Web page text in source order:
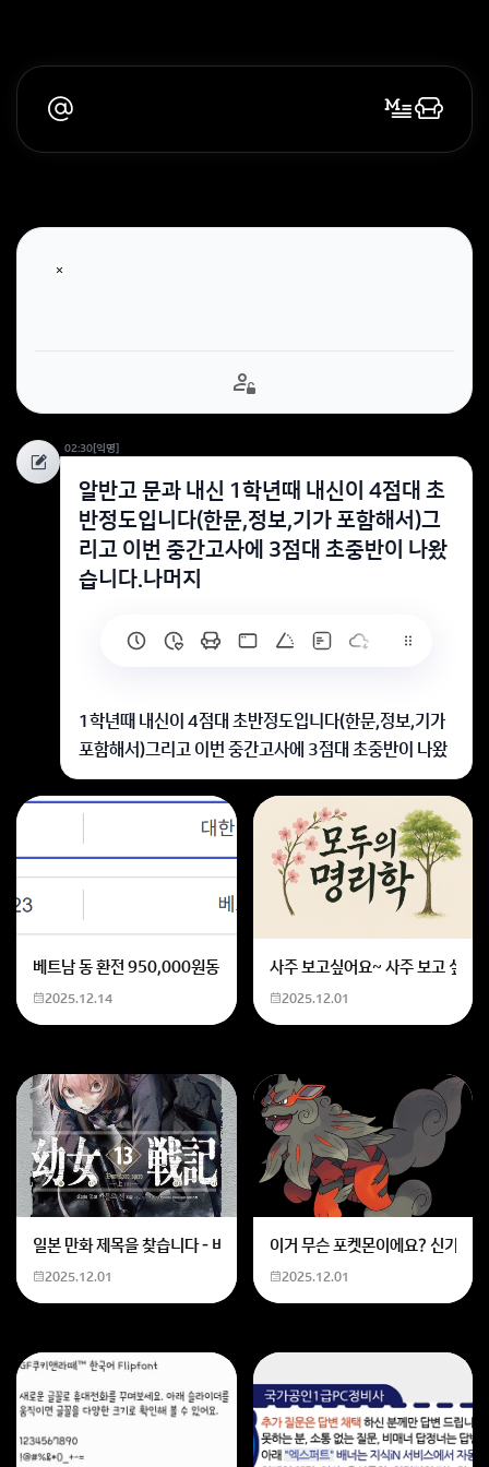
02:30[익명]
알반고 문과 내신 1학년때 내신이 4점대 초
반정도입니다(한문,정보,기가 포함해서)그
리고 이번 중간고사에 3점대 초중반이 나왔
습니다.나머지
1학년때 내신이 4점대 초반정도입니다(한문,정보,기가
포함해서)그리고 이번 중간고사에 3점대 초중반이 나왔
습니다.나머지 3학기 노력하면 인하대 갈 수있을까요?
불가능 하겠지만 정시가 좋을까요?
일반고점의 문과내신을 살펴봅니다.
나머지로서 가능상태로 보여집니다.
그리고 가능상태로서 무난하게됩니다.
세개학기로서 잘받게되면 합격됩니다.
합격상태로서 무난하리라 보여집니다.
고학년상태로 반영비중이 높게됩니다.
수시보다로서 정시상태가 좋게됩니다.
이등급상태로 후반까지는 가능합니다.
베트남 동 환전 950,000원동 한화 계산할때0하나 빼고 나누기 2하면
2025.12.14
사주 보고싶어요~ 사주 보고 싶
2025.12.01
일본 만화 제목을 찾습니다 - 비행 마법 저격 여자 기억하기로는 위의 내
2025.12.01
이거 무슨 포켓몬이에요? 신기하
2025.12.01